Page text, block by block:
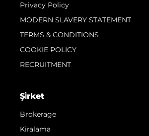
Privacy Policy
MODERN SLAVERY STATEMENT
TERMS & CONDITIONS
COOKIE POLICY
RECRUITMENT
Şi̇rket
Brokerage
Kiralama